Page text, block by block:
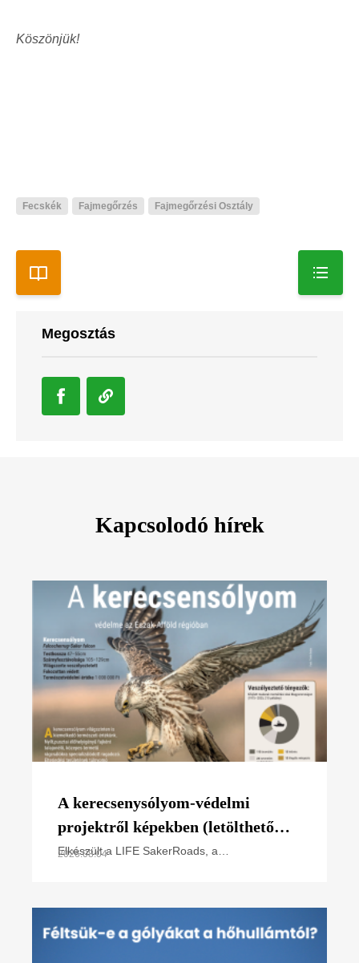
Köszönjük!
Fecskék Fajmegőrzés Fajmegőrzési Osztály
Megosztás
Kapcsolodó hírek
A kerecsenysólyom-védelmi
projektről képekben (letölthető
poszter)
Elkészült a LIFE SakerRoads, a
2026.08.04